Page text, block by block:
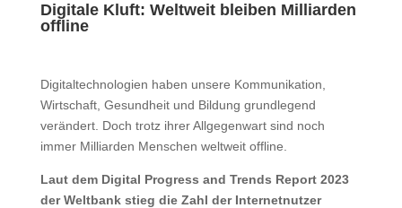
Digitale Kluft: Weltweit bleiben Milliarden
offline
Digitaltechnologien haben unsere Kommunikation,
Wirtschaft, Gesundheit und Bildung grundlegend
verändert. Doch trotz ihrer Allgegenwart sind noch
immer Milliarden Menschen weltweit offline.
Laut dem Digital Progress and Trends Report 2023
der Weltbank stieg die Zahl der Internetnutzer